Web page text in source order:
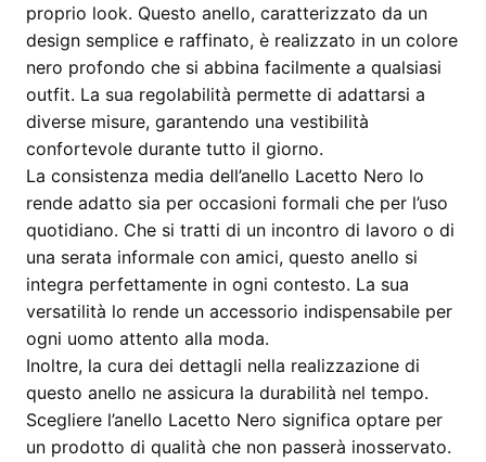
in
colore
nero
quantità
proprio look. Questo anello, caratterizzato da un
design semplice e raffinato, è realizzato in un colore
nero profondo che si abbina facilmente a qualsiasi
outfit. La sua regolabilità permette di adattarsi a
diverse misure, garantendo una vestibilità
confortevole durante tutto il giorno.
La consistenza media dell’anello Lacetto Nero lo
rende adatto sia per occasioni formali che per l’uso
quotidiano. Che si tratti di un incontro di lavoro o di
una serata informale con amici, questo anello si
integra perfettamente in ogni contesto. La sua
versatilità lo rende un accessorio indispensabile per
ogni uomo attento alla moda.
Inoltre, la cura dei dettagli nella realizzazione di
questo anello ne assicura la durabilità nel tempo.
Scegliere l’anello Lacetto Nero significa optare per
un prodotto di qualità che non passerà inosservato.